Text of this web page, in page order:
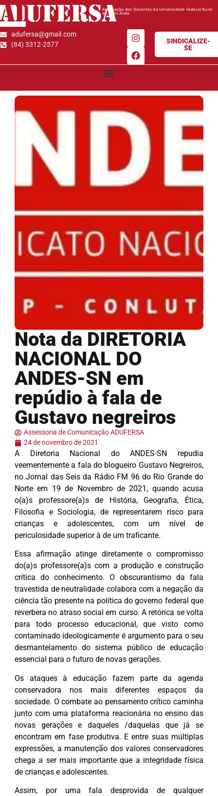
ADUFERSAAssociação dos Docentes da Universidade Federal Rural
do Semi-Árido
adufersa@gmail.com
(84) 3312-2577
SINDICALIZE-
SE
Nota da DIRETORIA
NACIONAL DO
ANDES-SN em
repúdio à fala de
Gustavo negreiros
Assessoria de Comunicação ADUFERSA
24 de novembro de 2021
A Diretoria Nacional do ANDES-SN repudia
veementemente a fala do blogueiro Gustavo Negreiros,
no Jornal das Seis da Rádio FM 96 do Rio Grande do
Norte em 19 de Novembro de 2021, quando acusa
o(a)s professore(a)s de História, Geografia, Ética,
Filosofia e Sociologia, de representarem risco para
crianças e adolescentes, com um nível de
periculosidade superior à de um traficante.
Essa afirmação atinge diretamente o compromisso
do(a)s professore(a)s com a produção e construção
crítica do conhecimento. O obscurantismo da fala
travestida de neutralidade colabora com a negação da
ciência tão presente na política do governo federal que
reverbera no atraso social em curso. A retórica se volta
para todo processo educacional, que visto como
contaminado ideologicamente é argumento para o seu
desmantelamento do sistema público de educação
essencial para o futuro de novas gerações.
Os ataques à educação fazem parte da agenda
conservadora nos mais diferentes espaços da
sociedade. O combate ao pensamento crítico caminha
junto com uma plataforma reacionária no ensino das
novas gerações e daqueles /daquelas que já se
encontram em fase produtiva. E entre suas múltiplas
expressões, a manutenção dos valores conservadores
chega a ser mais importante que a integridade física
de crianças e adolescentes.
Assim, por uma fala desprovida de qualquer